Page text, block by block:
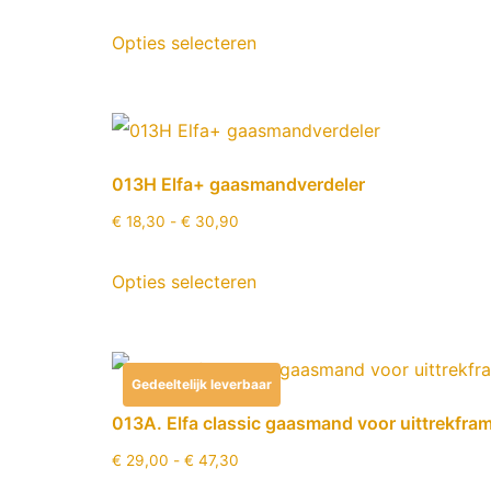
Opties selecteren
013H Elfa+ gaasmandverdeler
€ 18,30 - € 30,90
Opties selecteren
Gedeeltelijk leverbaar
013A. Elfa classic gaasmand voor
€ 29,00 - € 47,30